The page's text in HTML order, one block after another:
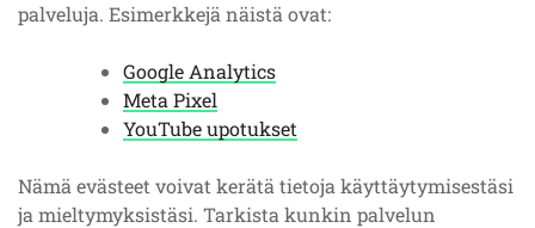
palveluja. Esimerkkejä näistä ovat:
Google Analytics
Meta Pixel
YouTube upotukset
Nämä evästeet voivat kerätä tietoja käyttäytymisestäsi
ja mieltymyksistäsi. Tarkista kunkin palvelun